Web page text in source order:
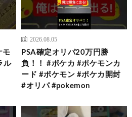
モ
ル
2026.08.05
PSA確定オリパ20万円勝
負！！ #ポケカ #ポケモンカ
ード #ポケモン #ポケカ開封
#オリパ #pokemon